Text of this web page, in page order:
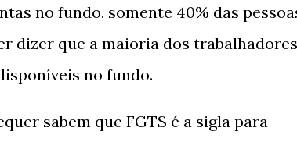
no fundo, somente 40% das
dizer que a maioria dos trabalhadores
no fundo.
sabem que FGTS é a sigla para